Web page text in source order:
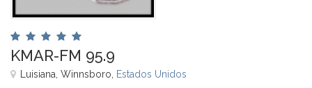
KMAR-FM 95.9
Luisiana, Winnsboro, Estados Unidos